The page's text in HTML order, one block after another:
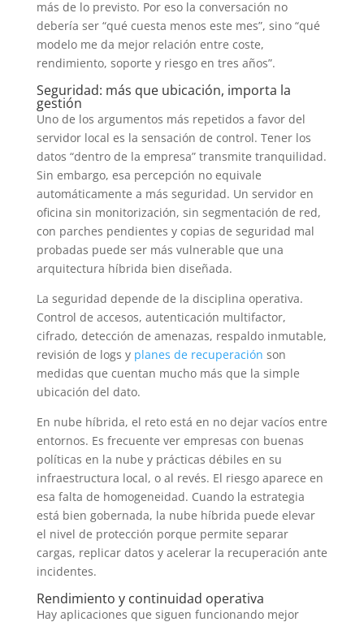
más de lo previsto. Por eso la conversación no
debería ser “qué cuesta menos este mes”, sino “qué
modelo me da mejor relación entre coste,
rendimiento, soporte y riesgo en tres años”.
Seguridad: más que ubicación, importa la
gestión
Uno de los argumentos más repetidos a favor del
servidor local es la sensación de control. Tener los
datos “dentro de la empresa” transmite tranquilidad.
Sin embargo, esa percepción no equivale
automáticamente a más seguridad. Un servidor en
oficina sin monitorización, sin segmentación de red,
con parches pendientes y copias de seguridad mal
probadas puede ser más vulnerable que una
arquitectura híbrida bien diseñada.
La seguridad depende de la disciplina operativa.
Control de accesos, autenticación multifactor,
cifrado, detección de amenazas, respaldo inmutable,
revisión de logs y planes de recuperación son
medidas que cuentan mucho más que la simple
ubicación del dato.
En nube híbrida, el reto está en no dejar vacíos entre
entornos. Es frecuente ver empresas con buenas
políticas en la nube y prácticas débiles en su
infraestructura local, o al revés. El riesgo aparece en
esa falta de homogeneidad. Cuando la estrategia
está bien gobernada, la nube híbrida puede elevar
el nivel de protección porque permite separar
cargas, replicar datos y acelerar la recuperación ante
incidentes.
Rendimiento y continuidad operativa
Hay aplicaciones que siguen funcionando mejor